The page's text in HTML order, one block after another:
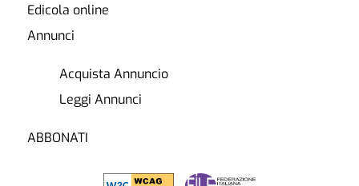
Edicola online
Annunci
Acquista Annuncio
Leggi Annunci
ABBONATI